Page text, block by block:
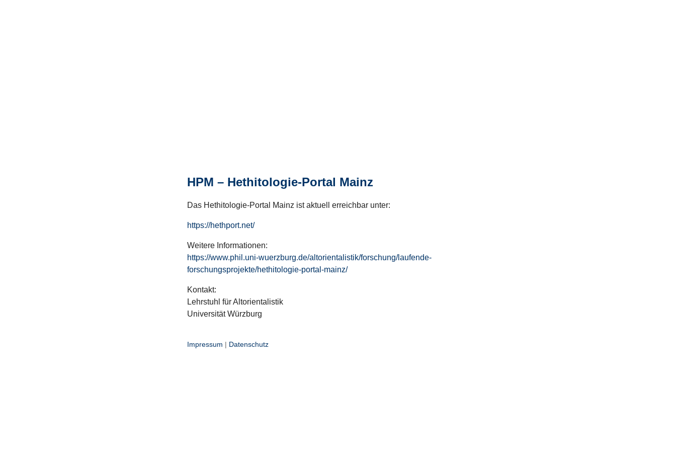
HPM – Hethitologie-Portal Mainz
Das Hethitologie-Portal Mainz ist aktuell erreichbar unter:
https://hethport.net/
Weitere Informationen:
https://www.phil.uni-wuerzburg.de/altorientalistik/forschung/laufende-
forschungsprojekte/hethitologie-portal-mainz/
Kontakt:
Lehrstuhl für Altorientalistik
Universität Würzburg
Impressum | Datenschutz